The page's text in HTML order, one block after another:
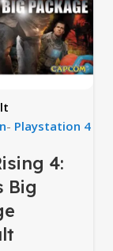
- Playstation 4
4:
Big